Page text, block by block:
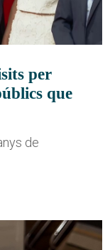
per
que
de